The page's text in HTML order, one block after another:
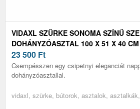
VIDAXL SZÜRKE SONOMA SZÍNŰ
DOHÁNYZÓASZTAL 100 X 51 X 40 CM
23 500 Ft
Csempésszen egy csipetnyi eleganciát
dohányzóasztallal.
vidaxl, szürke, bútorok, asztalok,